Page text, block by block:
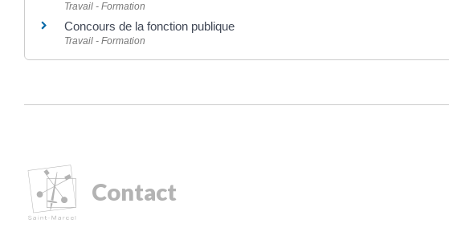
Travail - Formation
Concours de la fonction publique
Travail - Formation
Contact